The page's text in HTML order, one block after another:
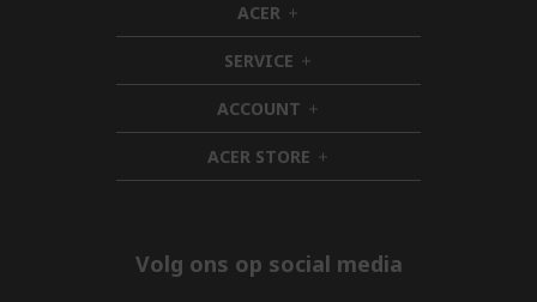
ACER h
i
d
d
e
n
SERVICE h
i
d
d
e
n
ACCOUNT h
i
d
d
ACER STORE h
i
e
Volg ons op social media